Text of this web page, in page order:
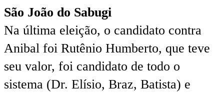
São João do Sabugi
Na última eleição, o candidato contra
Anibal foi Rutênio Humberto, que teve
seu valor, foi candidato de todo o
sistema (Dr. Elísio, Braz, Batista) e